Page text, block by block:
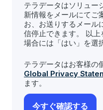
テラデータはソリュー
新情報をメールにてご
お、お送りするメール
信停止できます。 以
場合には「はい」を選
テラデータはお客様の
Global Privacy
ます。